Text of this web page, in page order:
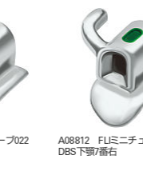
ミニチューブ018
A08802
DBS上顎7